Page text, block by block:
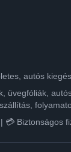
autós
üvegfóliák,
💳 Biztonságos